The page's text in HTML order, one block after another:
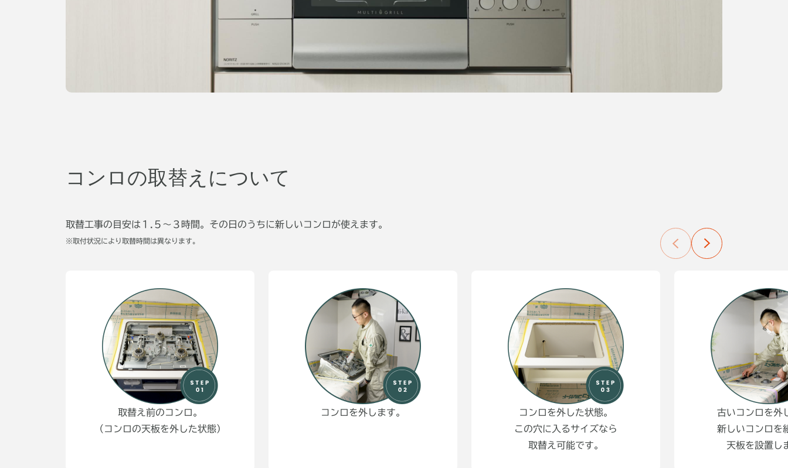
コンロの取替えについて
取替工事の目安は１.５～３時間。その日のうちに新しいコンロが使えます。
※取付状況により取替時間は異なります。
取替え前のコンロ。
（コンロの天板を外した状態）
コンロを外します。
コンロを外した状態。
この穴に入るサイズなら
取替え可能です。
古いコンロを外
新しいコンロを
天板を設置し